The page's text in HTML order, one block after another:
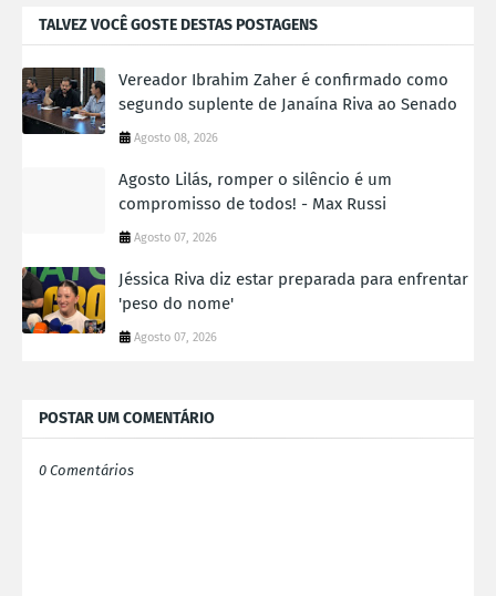
TALVEZ VOCÊ GOSTE DESTAS POSTAGENS
Vereador Ibrahim Zaher é confirmado como
segundo suplente de Janaína Riva ao Senado
Agosto 08, 2026
Agosto Lilás, romper o silêncio é um
compromisso de todos! - Max Russi
Agosto 07, 2026
Jéssica Riva diz estar preparada para enfrentar
'peso do nome'
Agosto 07, 2026
POSTAR UM COMENTÁRIO
0 Comentários